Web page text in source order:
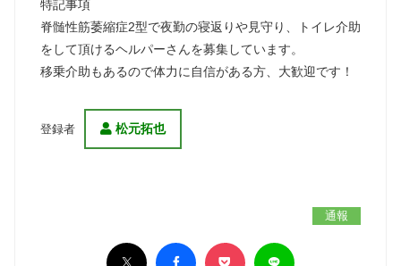
特記事項
脊髄性筋萎縮症2型で夜勤の寝返りや見守り、トイレ介助
をして頂けるヘルパーさんを募集しています。
移乗介助もあるので体力に自信がある方、大歓迎です！
登録者 松元拓也
通報